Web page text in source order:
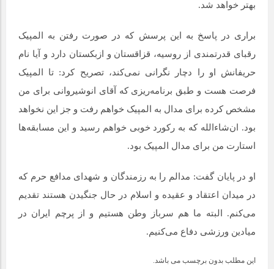
بهتر خواهد شد.
براری در پاسخ به این پرسش که در صورت رفتن به المپیک
رقبای قدرتمندی از روسیه، قزاقستان و ازبکستان دارد و آیا نام
حریفانش او را دچار نگرانی نمی‌کند، تصریح کرد: تا المپیک
فرصت هست و طبق برنامه‌ریزی که آقای انوشیروانی برای من
مشخص کرده برای مدال به المپیک خواهم رفت و جز این نخواهد
بود. ان‌شاءالله که به رکورد خوبی خواهم رسید و این مسابقه‌ها
استارت من برای مدال المپیک بود.
او در پایان گفت: مدالم را به رزمندگان و شهدای مدافع حرم که
در میدان اعتقاد و عقیده و اسلام در حال جنگیدن هستند تقدیم
می‌کنم. البته ما هم سرباز وطن هستیم و از پرچم ایران در
میادین ورزشی دفاع می‌کنیم.
این مطلب بدون برچسب می باشد.